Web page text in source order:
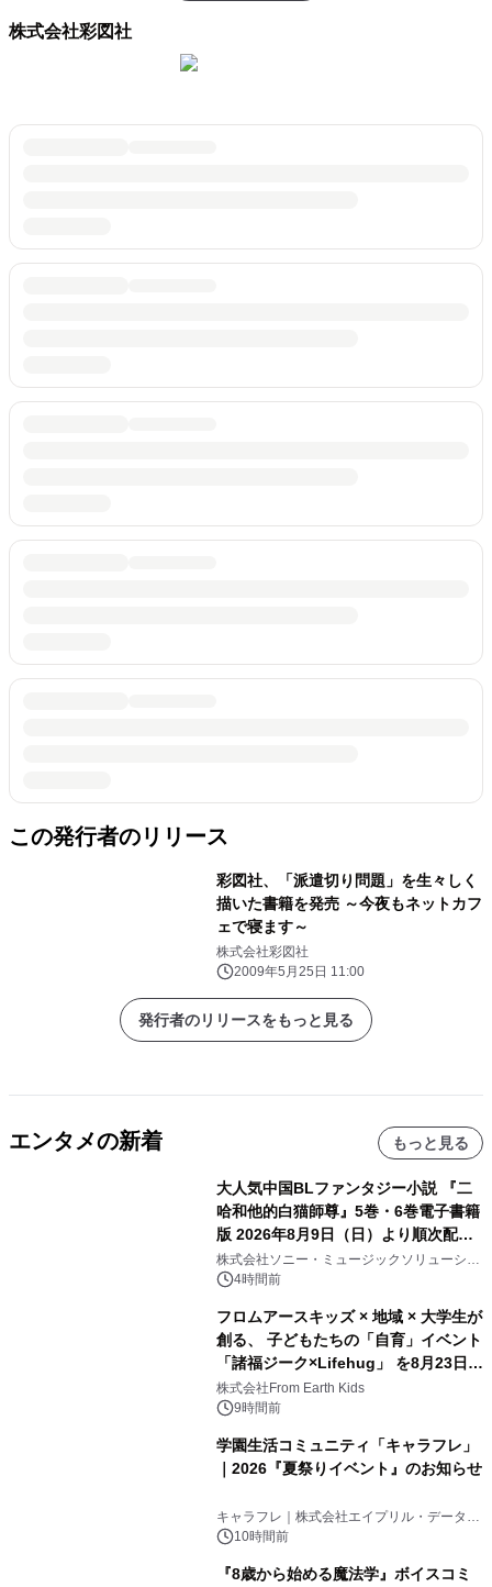
株式会社彩図社
この発行者のリリース
彩図社、「派遣切り問題」を生々しく
描いた書籍を発売 ～今夜もネットカフ
ェで寝ます～
株式会社彩図社
2009年5月25日 11:00
発行者のリリースをもっと見る
エンタメの新着 もっと見る
大人気中国BLファンタジー小説 『二
哈和他的白猫師尊』5巻・6巻電子書籍
版 2026年8月9日（日）より順次配信
開始
株式会社ソニー・ミュージックソリューショ
ンズ4時間前
フロムアースキッズ × 地域 × 大学生が
創る、 子どもたちの「自育」イベント
「諸福ジーク×Lifehug」 を8月23日
(日)開催
株式会社From Earth Kids
9時間前
学園生活コミュニティ「キャラフレ」
｜2026『夏祭りイベント』のお知らせ
キャラフレ｜株式会社エイプリル・データ・
デザインズ
10時間前
『8歳から始める魔法学』ボイスコミ